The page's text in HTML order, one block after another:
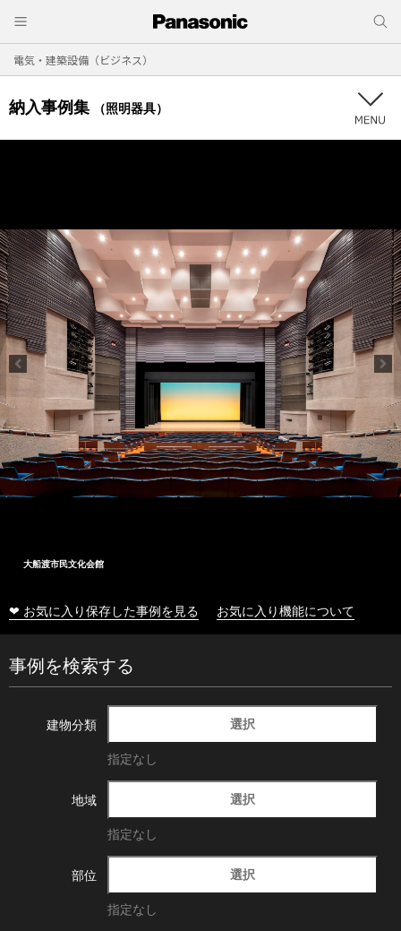
電気・建築設備（ビジネス）
納入事例集 （照明器具）
大船渡市民文化会館
❤ お気に入り保存した事例を見る お気に入り機能について
事例を検索する
建物分類 選択
指定なし
地域 選択
指定なし
部位 選択
指定なし